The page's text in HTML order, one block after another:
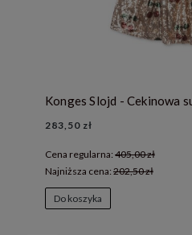
283,50 zł
Cena regularna: 405,00 zł
Najniższa cena: 202,50 zł
Do koszyka